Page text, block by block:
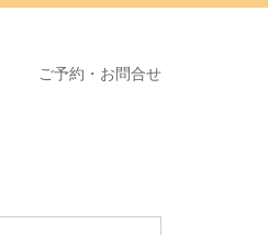
ご予約・お問合せ